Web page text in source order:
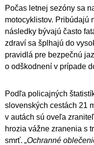
Počas letnej sezóny sa
motocyklistov. Pribúdajú
následky bývajú často
zdraví sa šplhajú do
pravidlá pre bezpečnú
o odškodnení v prípade
Podľa policajných
slovenských cestách 21
v autách sú oveľa
hrozia vážne zranenia s
smrť. „Ochranné